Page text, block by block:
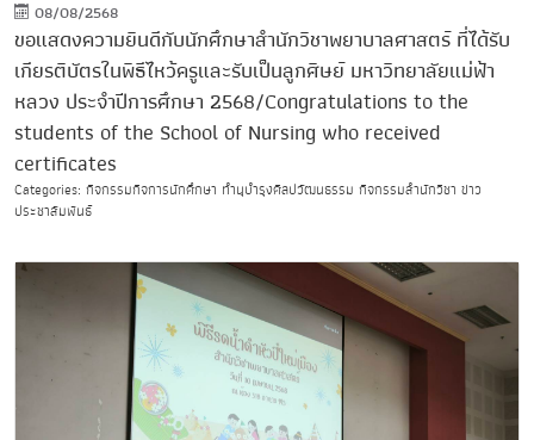
08/08/2568
ขอแสดงความยินดีกับนักศึกษาสำนักวิชาพยาบาลศาสตร์ ที่ได้รับ
เกียรติบัตรในพิธีไหว้ครูและรับเป็นลูกศิษย์ มหาวิทยาลัยแม่ฟ้า
หลวง ประจำปีการศึกษา 2568/Congratulations to the
students of the School of Nursing who received
certificates
Categories: กิจกรรมกิจการนักศึกษา ทำนุบำรุงศิลปวัฒนธรรม กิจกรรมสำนักวิชา ข่าว
ประชาสัมพันธ์